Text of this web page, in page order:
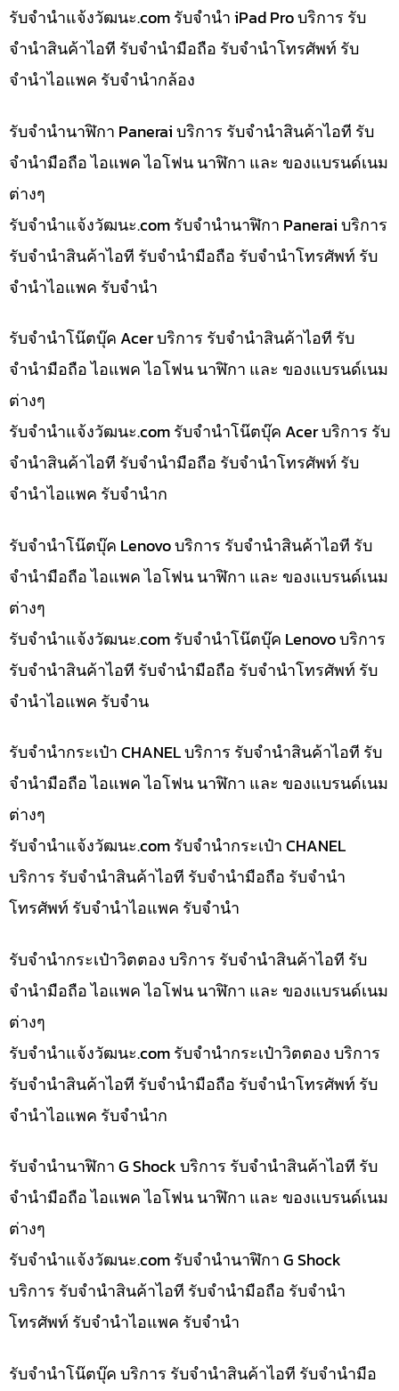
รับจํานําแจ้งวัฒนะ.com รับจำนำ iPad Pro บริการ รับ
จำนำสินค้าไอที รับจำนำมือถือ รับจำนำโทรศัพท์ รับ
จำนำไอแพค รับจำนำกล้อง
รับจำนำนาฬิกา Panerai บริการ รับจำนำสินค้าไอที รับ
จำนำมือถือ ไอแพค ไอโฟน นาฬิกา และ ของแบรนด์เนม
ต่างๆ
รับจํานําแจ้งวัฒนะ.com รับจำนำนาฬิกา Panerai บริการ
รับจำนำสินค้าไอที รับจำนำมือถือ รับจำนำโทรศัพท์ รับ
จำนำไอแพค รับจำนำ
รับจำนำโน๊ตบุ๊ค Acer บริการ รับจำนำสินค้าไอที รับ
จำนำมือถือ ไอแพค ไอโฟน นาฬิกา และ ของแบรนด์เนม
ต่างๆ
รับจํานําแจ้งวัฒนะ.com รับจำนำโน๊ตบุ๊ค Acer บริการ รับ
จำนำสินค้าไอที รับจำนำมือถือ รับจำนำโทรศัพท์ รับ
จำนำไอแพค รับจำนำก
รับจำนำโน๊ตบุ๊ค Lenovo บริการ รับจำนำสินค้าไอที รับ
จำนำมือถือ ไอแพค ไอโฟน นาฬิกา และ ของแบรนด์เนม
ต่างๆ
รับจํานําแจ้งวัฒนะ.com รับจำนำโน๊ตบุ๊ค Lenovo บริการ
รับจำนำสินค้าไอที รับจำนำมือถือ รับจำนำโทรศัพท์ รับ
จำนำไอแพค รับจำน
รับจำนำกระเป๋า CHANEL บริการ รับจำนำสินค้าไอที รับ
จำนำมือถือ ไอแพค ไอโฟน นาฬิกา และ ของแบรนด์เนม
ต่างๆ
รับจํานําแจ้งวัฒนะ.com รับจำนำกระเป๋า CHANEL
บริการ รับจำนำสินค้าไอที รับจำนำมือถือ รับจำนำ
โทรศัพท์ รับจำนำไอแพค รับจำนำ
รับจำนำกระเป๋าวิตตอง บริการ รับจำนำสินค้าไอที รับ
จำนำมือถือ ไอแพค ไอโฟน นาฬิกา และ ของแบรนด์เนม
ต่างๆ
รับจํานําแจ้งวัฒนะ.com รับจำนำกระเป๋าวิตตอง บริการ
รับจำนำสินค้าไอที รับจำนำมือถือ รับจำนำโทรศัพท์ รับ
จำนำไอแพค รับจำนำก
รับจำนำนาฬิกา G Shock บริการ รับจำนำสินค้าไอที รับ
จำนำมือถือ ไอแพค ไอโฟน นาฬิกา และ ของแบรนด์เนม
ต่างๆ
รับจํานําแจ้งวัฒนะ.com รับจำนำนาฬิกา G Shock
บริการ รับจำนำสินค้าไอที รับจำนำมือถือ รับจำนำ
โทรศัพท์ รับจำนำไอแพค รับจำนำ
รับจำนำโน๊ตบุ๊ค บริการ รับจำนำสินค้าไอที รับจำนำมือ